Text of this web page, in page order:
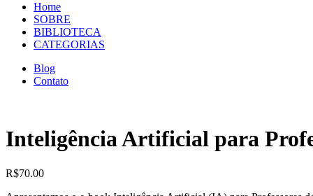
Home
SOBRE
BIBLIOTECA
CATEGORIAS
Blog
Contato
Inteligência Artificial para
R$70.00